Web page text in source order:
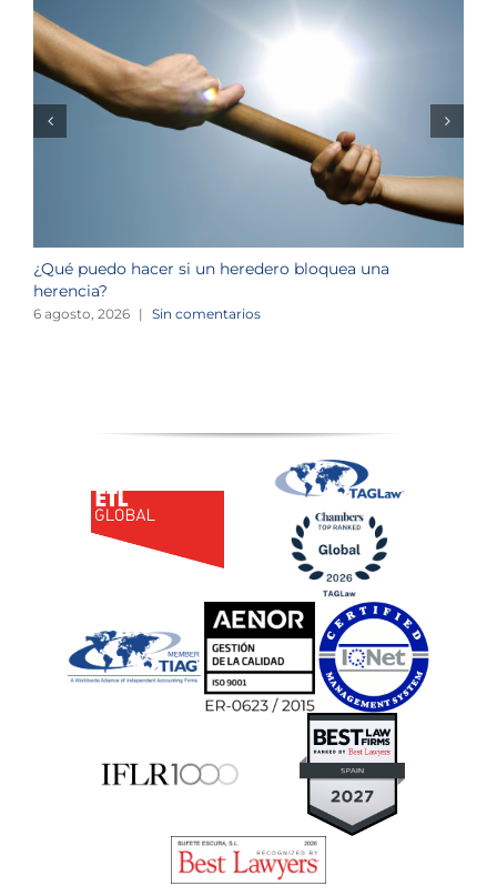
¿Qué puedo hacer si un heredero bloquea una
herencia?
6 agosto, 2026 | Sin comentarios